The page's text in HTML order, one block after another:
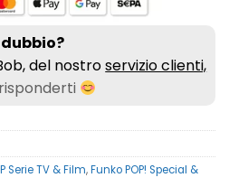
del nostroservizio clienti,
Serie TV & Film,Funko POP! Special &